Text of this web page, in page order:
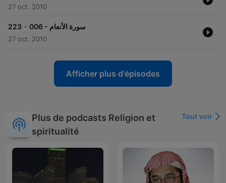
27 oct. 2010
223 - 006 - سورة الأنعام
27 oct. 2010
Afficher plus d'épisodes
Plus de podcasts Religion et
spiritualité
Tout voir